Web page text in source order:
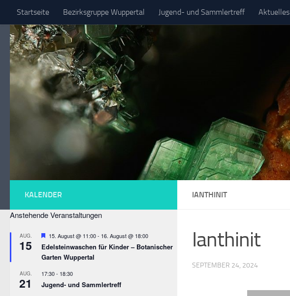
Zum Inhalt springen
Startseite Bezirksgruppe Wuppertal Jugend- und Sammlertreff Aktuelles
Spezielle Sammelgebiete
IANTHINIT
Ianthinit
SEPTEMBER 24, 2024
KALENDER
Anstehende Veranstaltungen
AUG.
15
Empfohlen
15. August @ 11:00- 16. August @ 18:00
Edelsteinwaschen für Kinder – Botanischer
Garten Wuppertal
AUG.
21
17:30- 18:30
Jugend- und Sammlertreff